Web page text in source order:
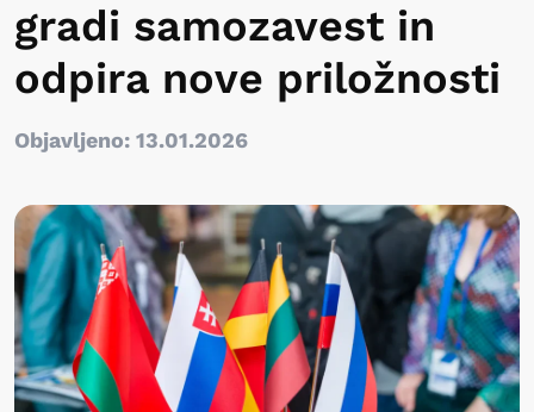
gradi samozavest in
odpira nove priložnosti
Objavljeno: 13.01.2026